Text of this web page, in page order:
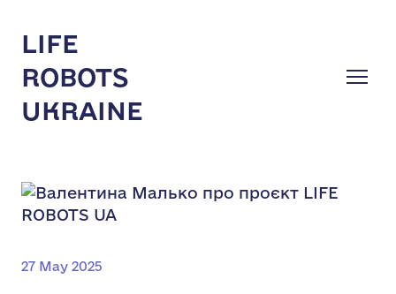
LIFE
ROBOTS
UKRAINE
27 May 2025